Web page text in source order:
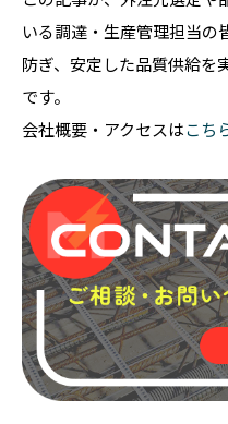
いる調達・生産管理担当の
防ぎ、安定した品質供給を
です。
会社概要・アクセスはこち